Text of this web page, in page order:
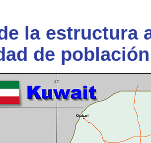
la estructura
de